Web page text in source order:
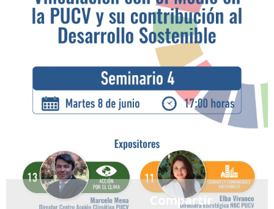
Compartir